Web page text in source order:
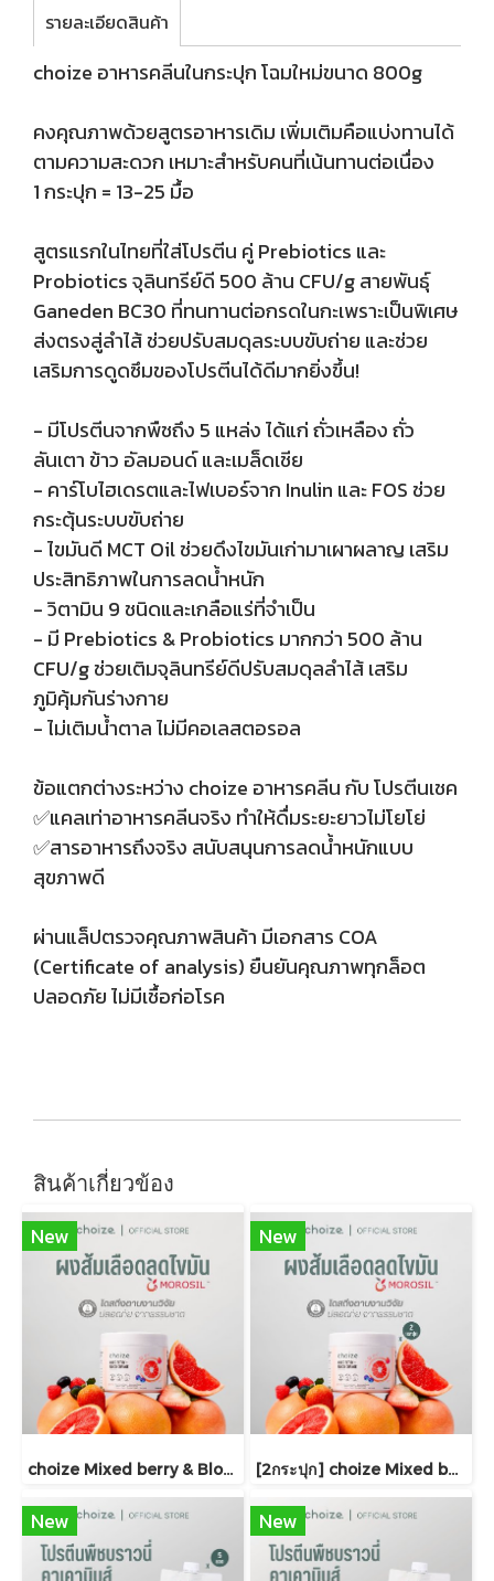
รายละเอียดสินค้า
choize อาหารคลีนในกระปุก โฉมใหม่ขนาด 800g
คงคุณภาพด้วยสูตรอาหารเดิม เพิ่มเติมคือแบ่งทานได้
ตามความสะดวก เหมาะสำหรับคนที่เน้นทานต่อเนื่อง
1 กระปุก = 13-25 มื้อ
สูตรแรกในไทยที่ใส่โปรตีน คู่ Prebiotics และ
Probiotics จุลินทรีย์ดี 500 ล้าน CFU/g สายพันธ์ุ
Ganeden BC30 ที่ทนทานต่อกรดในกะเพราะเป็นพิเศษ
ส่งตรงสู่ลำไส้ ช่วยปรับสมดุลระบบขับถ่าย และช่วย
เสริมการดูดซึมของโปรตีนได้ดีมากยิ่งขึ้น!
- มีโปรตีนจากพืชถึง 5 แหล่ง ได้แก่ ถั่วเหลือง ถั่ว
ลันเตา ข้าว อัลมอนด์ และเมล็ดเชีย
- คาร์โบไฮเดรตและไฟเบอร์จาก Inulin และ FOS ช่วย
กระตุ้นระบบขับถ่าย
- ไขมันดี MCT Oil ช่วยดึงไขมันเก่ามาเผาผลาญ เสริม
ประสิทธิภาพในการลดน้ำหนัก
- วิตามิน 9 ชนิดและเกลือแร่ที่จำเป็น
- มี Prebiotics & Probiotics มากกว่า 500 ล้าน
CFU/g ช่วยเติมจุลินทรีย์ดีปรับสมดุลลำไส้ เสริม
ภูมิคุ้มกันร่างกาย
- ไม่เติมน้ำตาล ไม่มีคอเลสตอรอล
ข้อแตกต่างระหว่าง choize อาหารคลีน กับ โปรตีนเชค
✅แคลเท่าอาหารคลีนจริง ทำให้ดื่มระยะยาวไม่โยโย่
✅สารอาหารถึงจริง สนับสนุนการลดน้ำหนักแบบ
สุขภาพดี
ผ่านแล็ปตรวจคุณภาพสินค้า มีเอกสาร COA
(Certificate of analysis) ยืนยันคุณภาพทุกล็อต
ปลอดภัย ไม่มีเชื้อก่อโรค
สินค้าเกี่ยวข้อง
New
choize Mixed berry & Blood orange powder ผงเบอร์รี่ 7 ชนิดและสารสกัดส้มสีเลือด ลดไขมัน ลดสัดส่วน งานวิจัยรองรับ
New
[2กระปุก] choize Mixed berry & Blood orange powder ผงเบอร์รี่ 7 ชนิดและสารสกัดส้มสีเลือด ลดไขมัน ลดสัดส่วน งานวิจัยรองรับ(copy)
New New